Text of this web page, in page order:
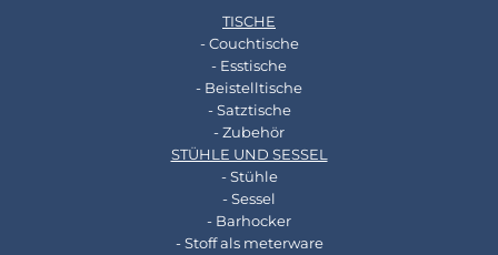
TISCHE
- Couchtische
- Esstische
- Beistelltische
- Satztische
- Zubehör
STÜHLE UND SESSEL
- Stühle
- Sessel
- Barhocker
- Stoff als meterware